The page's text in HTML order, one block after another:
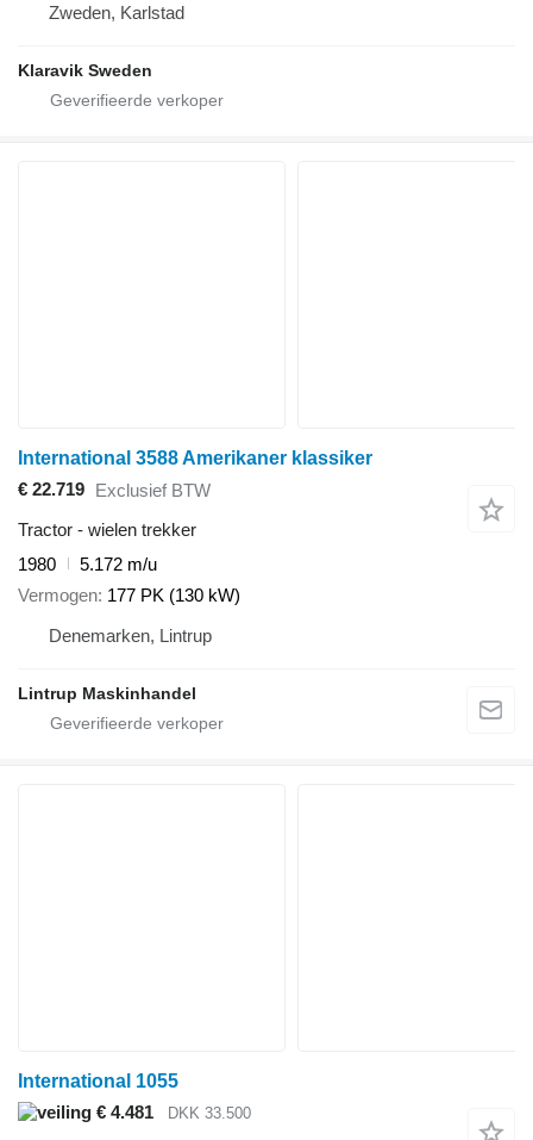
Zweden, Karlstad
Klaravik Sweden
International 3588 Amerikaner klassiker
€ 22.719 Exclusief BTW
Tractor - wielen trekker
1980
5.172 m/u
Vermogen 177 PK (130 kW)
Denemarken, Lintrup
Lintrup Maskinhandel
International 1055
€ 4.481
DKK 33.500